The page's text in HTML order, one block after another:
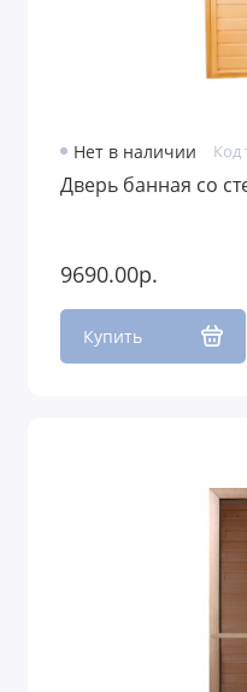
Нет в наличии Код
Дверь банная со
9690.00р.
Купить